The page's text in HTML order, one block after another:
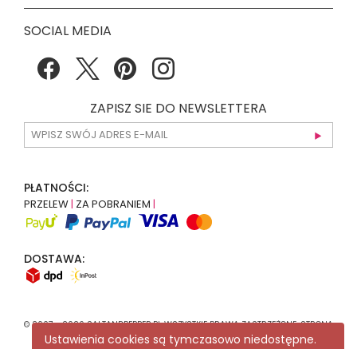
SOCIAL MEDIA
ZAPISZ SIE DO NEWSLETTERA
PŁATNOŚCI:
PRZELEW| ZA POBRANIEM |
DOSTAWA:
© 2007 - 2026 SALTANDPEPPER.PL WSZYSTKIE PRAWA ZASTRZEŻONE. STRONA
KORZYSTA Z RECAPTCHA .POLITYKA PRYWATNOŚCIGOOGLE MA
Ustawienia cookies są tymczasowo niedostępne.